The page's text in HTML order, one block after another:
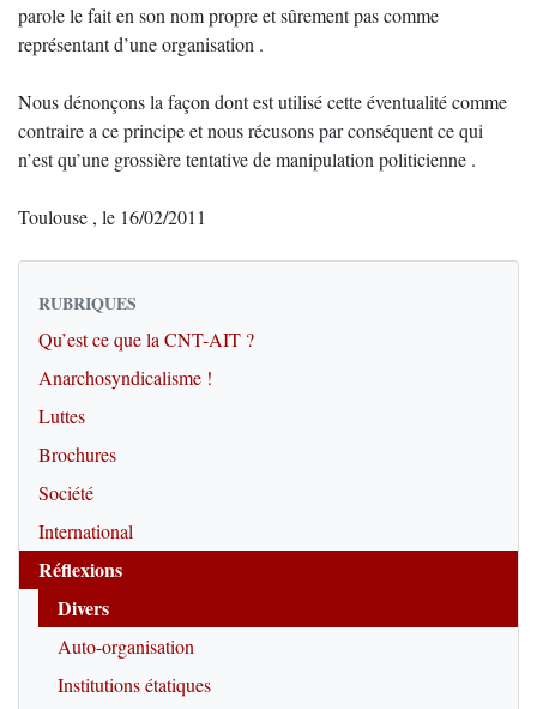
parole le fait en son nom propre et sûrement pas comme
représentant d’une organisation .
Nous dénonçons la façon dont est utilisé cette éventualité comme
contraire a ce principe et nous récusons par conséquent ce qui
n’est qu’une grossière tentative de manipulation politicienne .
Toulouse , le 16/02/2011
RUBRIQUES
Qu’est ce que la CNT-AIT ?
Anarchosyndicalisme !
Luttes
Brochures
Société
International
Réflexions
Divers
Auto-organisation
Institutions étatiques